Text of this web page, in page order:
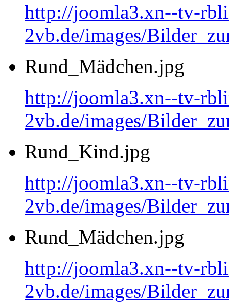
http://joomla3.xn--tv-
2vb.de/images/
Rund_Mädchen.jpg
http://joomla3.xn--tv-
2vb.de/images/
Rund_Kind.jpg
http://joomla3.xn--tv-
2vb.de/images/
Rund_Mädchen.jpg
http://joomla3.xn--tv-
2vb.de/images/